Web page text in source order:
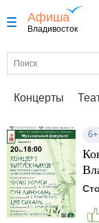
Афиша
Владивосток
Концерты
6+